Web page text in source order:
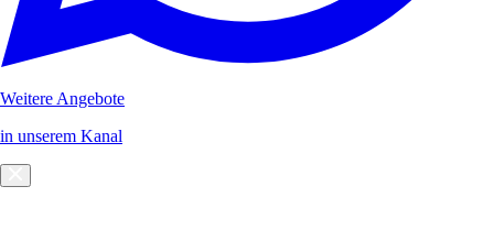
Weitere Angebote
in unserem Kanal